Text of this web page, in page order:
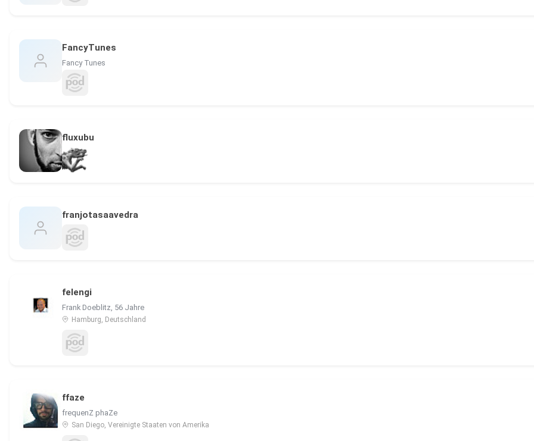
FancyTunes
Fancy Tunes
fluxubu
franjotasaavedra
felengi
Frank Doeblitz, 56 Jahre
Hamburg, Deutschland
ffaze
frequenZ phaZe
San Diego, Vereinigte Staaten von Amerika